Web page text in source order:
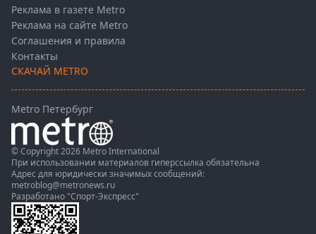
Реклама в газете Metro
Реклама на сайте Metro
Соглашения и правила
Контакты
СКАЧАЙ METRO
Metro Петербург
© Copyright 2026 Metro International
При использовании материалов гиперссылка обязательна
Адрес для юридически значимых сообщений:
metroblog@metronews.ru
Разработано "Спорт-Экспресс"